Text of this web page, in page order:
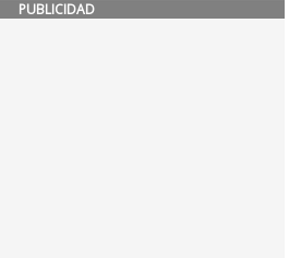
PUBLICIDAD